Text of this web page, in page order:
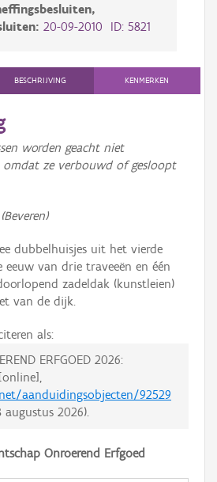
20-09-2010 ID: 5821
BESCHRIJVING KENMERKEN
worden geacht niet
omdat ze verbouwd of gesloopt
dubbelhuisjes uit het vierde
eeuw van drie traveeën en één
zadeldak (kunstleien)
van de dijk.
als:
ERFGOED 2026:
aanduidingsobjecten/92529
augustus 2026).
Onroerend Erfgoed